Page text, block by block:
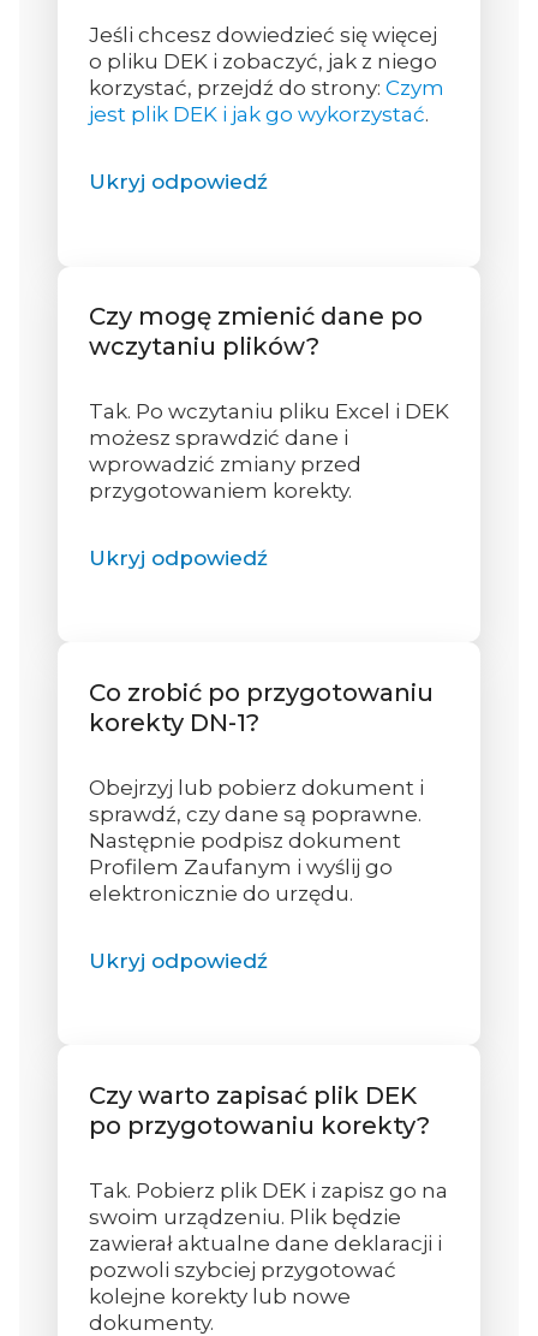
Jeśli chcesz dowiedzieć się więcej
o pliku DEK i zobaczyć, jak z niego
korzystać, przejdź do strony: Czym
jest plik DEK i jak go wykorzystać.
Ukryj odpowiedź
Czy mogę zmienić dane po
wczytaniu plików?
Tak. Po wczytaniu pliku Excel i DEK
możesz sprawdzić dane i
wprowadzić zmiany przed
przygotowaniem korekty.
Ukryj odpowiedź
Co zrobić po przygotowaniu
korekty DN-1?
Obejrzyj lub pobierz dokument i
sprawdź, czy dane są poprawne.
Następnie podpisz dokument
Profilem Zaufanym i wyślij go
elektronicznie do urzędu.
Ukryj odpowiedź
Czy warto zapisać plik DEK
po przygotowaniu korekty?
Tak. Pobierz plik DEK i zapisz go na
swoim urządzeniu. Plik będzie
zawierał aktualne dane deklaracji i
pozwoli szybciej przygotować
kolejne korekty lub nowe
dokumenty.